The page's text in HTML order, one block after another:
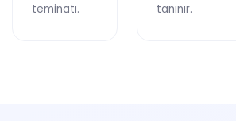
teminatı.
tanınır.